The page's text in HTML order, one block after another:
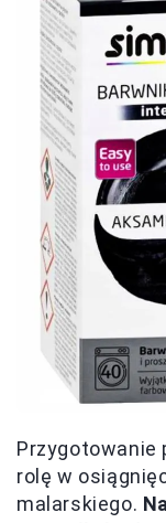
Przygotowanie
rolę w
malarskiego.